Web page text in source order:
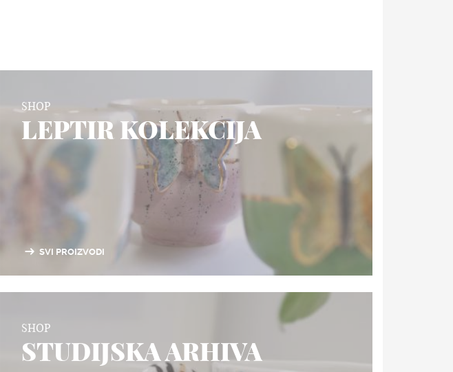
SHOP
LEPTIR KOLEKCIJA
SVI PROIZVODI
SHOP
STUDIJSKA ARHIVA